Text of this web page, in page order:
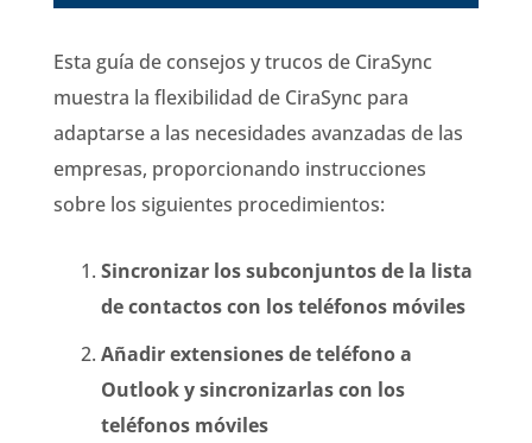
Esta guía de consejos y trucos de CiraSync
muestra la flexibilidad de CiraSync para
adaptarse a las necesidades avanzadas de las
empresas, proporcionando instrucciones
sobre los siguientes procedimientos:
Sincronizar los subconjuntos de la lista
de contactos con los teléfonos móviles
Añadir extensiones de teléfono a
Outlook y sincronizarlas con los
teléfonos móviles